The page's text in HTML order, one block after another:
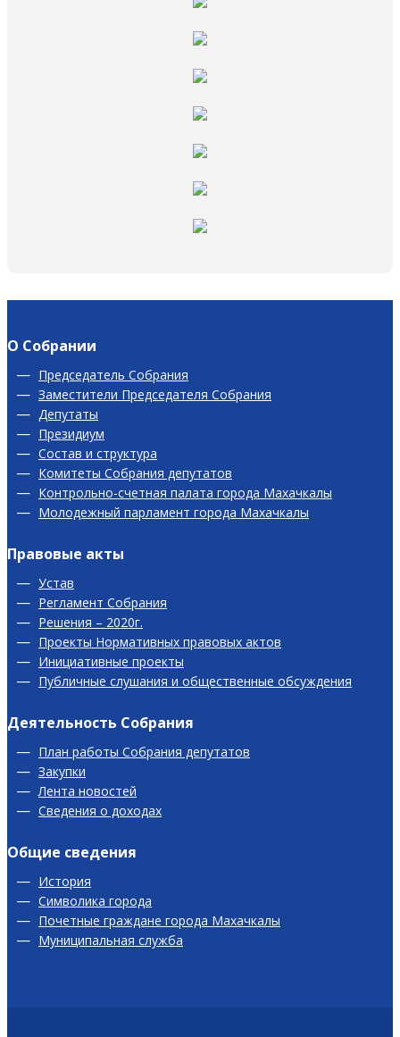
О Собрании
Председатель Собрания
Заместители Председателя Собрания
Депутаты
Президиум
Состав и структура
Комитеты Собрания депутатов
Контрольно-счетная палата города Махачкалы
Молодежный парламент города Махачкалы
Правовые акты
Устав
Регламент Собрания
Решения – 2020г.
Проекты Нормативных правовых актов
Инициативные проекты
Публичные слушания и общественные обсуждения
Деятельность Собрания
План работы Собрания депутатов
Закупки
Лента новостей
Сведения о доходах
Общие сведения
История
Символика города
Почетные граждане города Махачкалы
Муниципальная служба